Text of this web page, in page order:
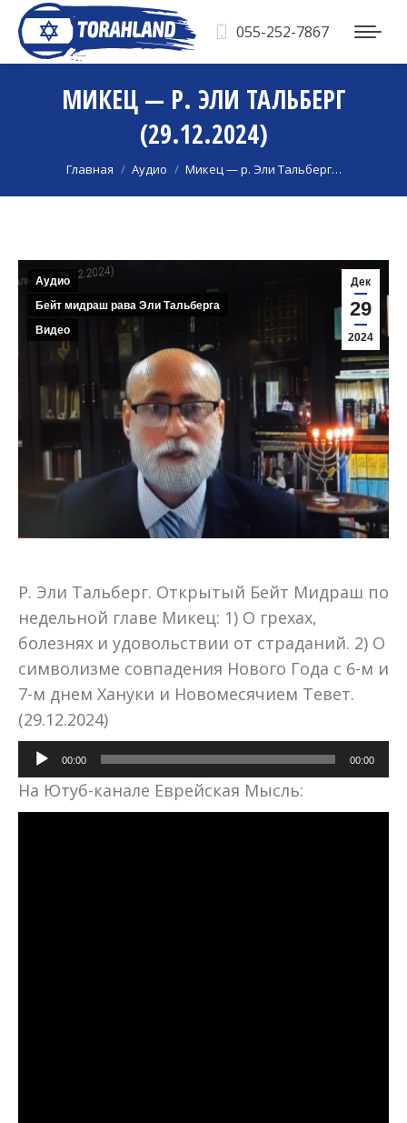
055-252-7867
МИКЕЦ — Р. ЭЛИ ТАЛЬБЕРГ
(29.12.2024)
Вы здесь:
Главная Аудио Микец — р. Эли Тальберг…
Дек
29
2024
Аудио
Бейт мидраш рава Эли Тальберга
Видео
Р. Эли Тальберг. Открытый Бейт Мидраш по
недельной главе Микец: 1) О грехах,
болезнях и удовольствии от страданий. 2) О
символизме совпадения Нового Года с 6-м и
7-м днем Хануки и Новомесячием Тевет.
(29.12.2024)
Аудиоплеер
00:00 00:00
На Ютуб-канале Еврейская Мысль: